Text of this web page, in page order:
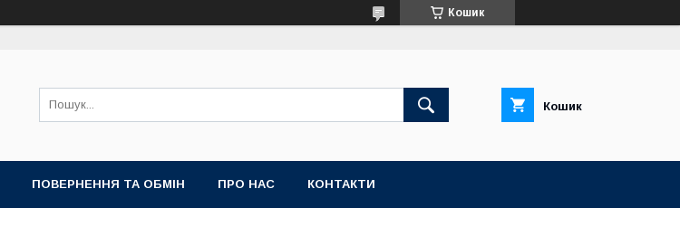
Кошик
Кошик
ПОВЕРНЕННЯ ТА ОБМІН ПРО НАС КОНТАКТИ